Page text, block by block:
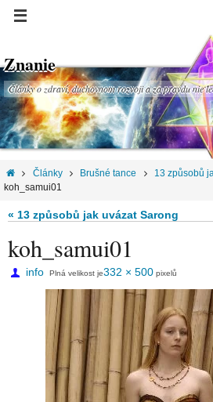
Znanie
Články o zdraví, duchovnom rozvoji a za pravdu nie
Články Brušné tance
13 způsobů
koh_samui01
« 13 způsobů jak uvázat Sarong
koh_samui01
info Plná velikost je332 × 500 pixelů